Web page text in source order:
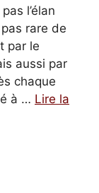
l’élan
rare de
par le
aussi par
chaque
à … Lire la